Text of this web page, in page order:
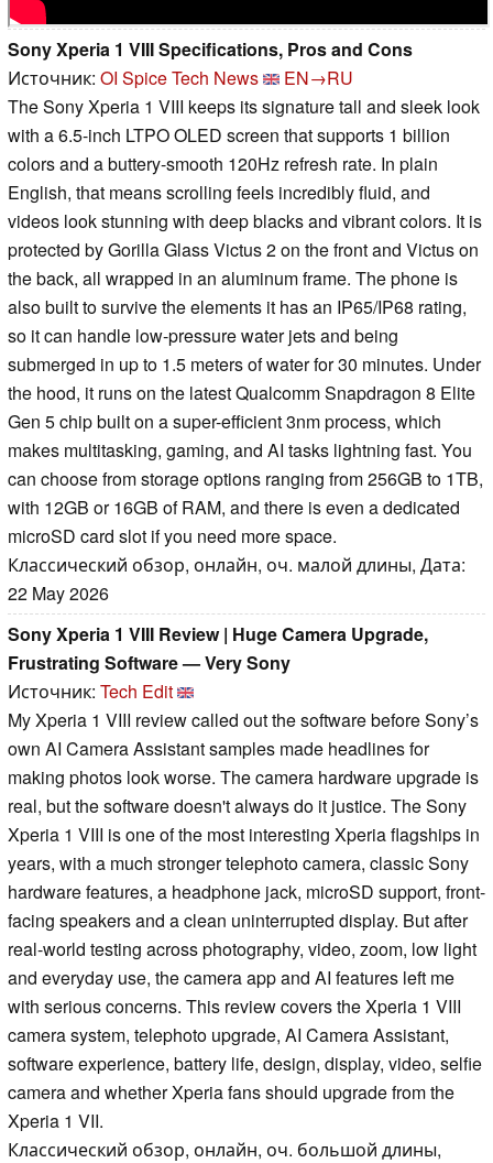
Sony Xperia 1 VIII Specifications, Pros and Cons
Источник: OI Spice Tech News
EN→RU
The Sony Xperia 1 VIII keeps its signature tall and sleek look
with a 6.5-inch LTPO OLED screen that supports 1 billion
colors and a buttery-smooth 120Hz refresh rate. In plain
English, that means scrolling feels incredibly fluid, and
videos look stunning with deep blacks and vibrant colors. It is
protected by Gorilla Glass Victus 2 on the front and Victus on
the back, all wrapped in an aluminum frame. The phone is
also built to survive the elements it has an IP65/IP68 rating,
so it can handle low-pressure water jets and being
submerged in up to 1.5 meters of water for 30 minutes. Under
the hood, it runs on the latest Qualcomm Snapdragon 8 Elite
Gen 5 chip built on a super-efficient 3nm process, which
makes multitasking, gaming, and AI tasks lightning fast. You
can choose from storage options ranging from 256GB to 1TB,
with 12GB or 16GB of RAM, and there is even a dedicated
microSD card slot if you need more space.
Классический обзор, онлайн, оч. малой длины, Дата:
22 May 2026
Sony Xperia 1 VIII Review | Huge Camera Upgrade,
Frustrating Software — Very Sony
Источник: Tech Edit
My Xperia 1 VIII review called out the software before Sony’s
own AI Camera Assistant samples made headlines for
making photos look worse. The camera hardware upgrade is
real, but the software doesn't always do it justice. The Sony
Xperia 1 VIII is one of the most interesting Xperia flagships in
years, with a much stronger telephoto camera, classic Sony
hardware features, a headphone jack, microSD support, front-
facing speakers and a clean uninterrupted display. But after
real-world testing across photography, video, zoom, low light
and everyday use, the camera app and AI features left me
with serious concerns. This review covers the Xperia 1 VIII
camera system, telephoto upgrade, AI Camera Assistant,
software experience, battery life, design, display, video, selfie
camera and whether Xperia fans should upgrade from the
Xperia 1 VII.
Классический обзор, онлайн, оч. большой длины,